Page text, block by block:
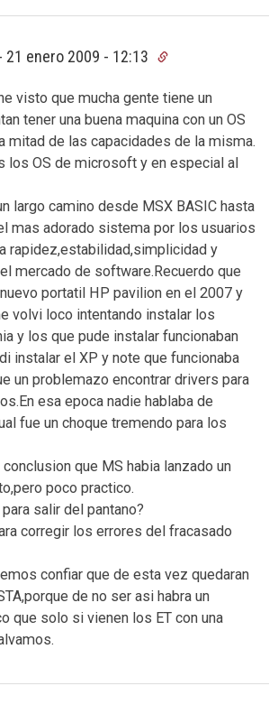
21 enero 2009 - 12:13
visto que mucha gente tiene un
tener una buena maquina con un OS
mitad de las capacidades de la misma.
los OS de microsoft y en especial al
largo camino desde MSX BASIC hasta
mas adorado sistema por los usuarios
rapidez,estabilidad,simplicidad y
mercado de software.Recuerdo que
portatil HP pavilion en el 2007 y
volvi loco intentando instalar los
y los que pude instalar funcionaban
instalar el XP y note que funcionaba
un problemazo encontrar drivers para
esa epoca nadie hablaba de
fue un choque tremendo para los
que MS habia lanzado un
poco practico.
salir del pantano?
corregir los errores del fracasado
confiar que de esta vez quedaran
de no ser asi habra un
que solo si vienen los ET con una